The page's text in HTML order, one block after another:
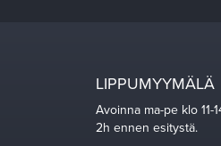
LIPPUMYYMÄLÄ
Avoinna ma-pe klo 11-
2h ennen esitystä.